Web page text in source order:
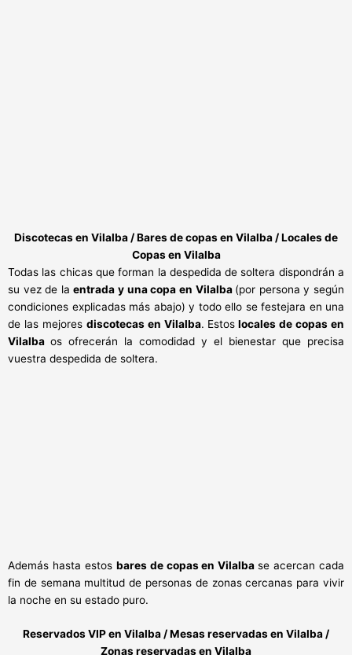
Discotecas en Vilalba / Bares de copas en Vilalba / Locales de
Copas en Vilalba
Todas las chicas que forman la despedida de soltera dispondrán a
su vez de laentrada y una copa en Vilalba (por persona y según
condiciones explicadas más abajo) y todo ello se festejara en una
de las mejores discotecas en Vilalba. Estos locales de copas en
Vilalba os ofrecerán la comodidad y el bienestar que precisa
vuestra despedida de soltera.
Además hasta estos bares de copas en Vilalbase acercan cada
fin de semana multitud de personas de zonas cercanas para vivir
la noche en su estado puro.
Reservados VIP en Vilalba / Mesas reservadas en Vilalba /
Zonas reservadas en Vilalba